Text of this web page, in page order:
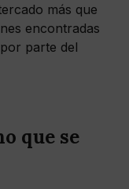
más que
encontradas
parte del
que se